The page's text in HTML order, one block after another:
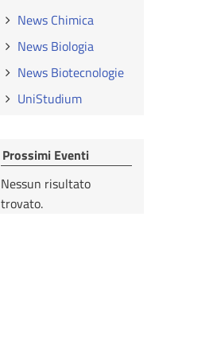
News Chimica
News Biologia
News Biotecnologie
UniStudium
Prossimi Eventi
Nessun risultato
trovato.